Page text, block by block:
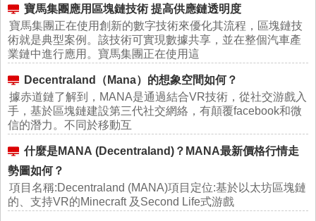
寶馬集團應用區塊鏈技術 提高供應鏈透明度
寶馬集團正在使用創新的數字技術來優化其流程，區塊鏈技
術就是典型案例。該技術可實現數據共享，並在整個汽車產
業鏈中進行應用。寶馬集團正在使用這
Decentraland（Mana）的想象空間如何？
據赤道鏈了解到，MANA是通過結合VR技術，從社交游戲入
手，基於區塊鏈建設第三代社交網絡，有顛覆facebook和微
信的潛力。不同於移動互
什麼是MANA (Decentraland)？MANA最新價格行情走
勢圖如何？
項目名稱:Decentraland (MANA)項目定位:基於以太坊區塊鏈
的、支持VR的Minecraft 及Second Life式游戲